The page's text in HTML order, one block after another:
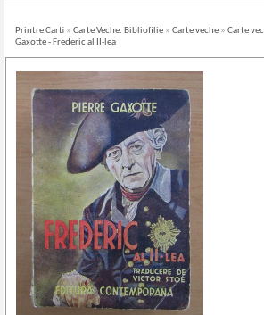
Printre Carti »Carte Veche. Bibliofilie »Carte veche »Carte
Gaxotte - Frederic al II-lea